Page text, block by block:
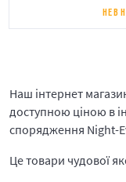
НЕ В
Наш інтернет
доступною ціною в
спорядження Night-
Це товари чудової